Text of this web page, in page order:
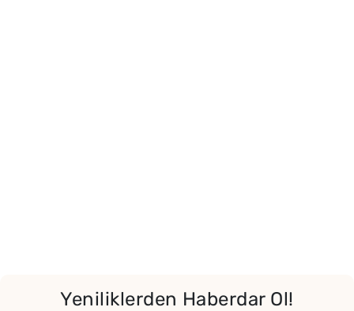
Yeniliklerden Haberdar Ol!